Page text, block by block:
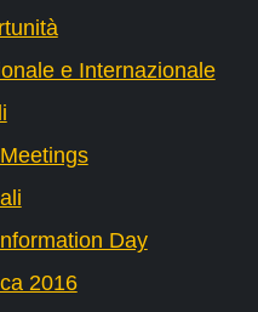
e Internazionale
Day
2016